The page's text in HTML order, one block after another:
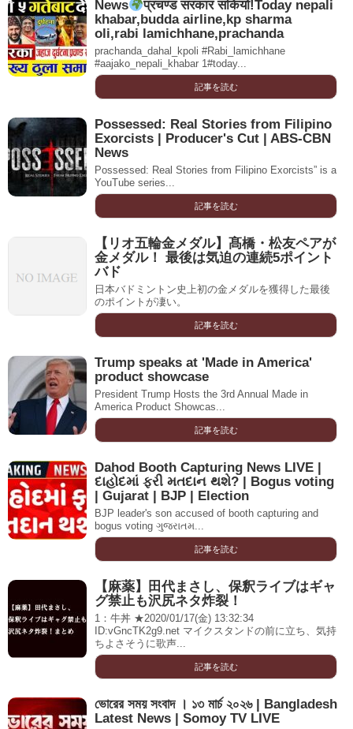
News
प्रचण्ड सरकार सकियो!Today nepali
khabar,budda airline,kp sharma
oli,rabi lamichhane,prachanda
prachanda_dahal_kpoli #Rabi_lamichhane
#aajako_nepali_khabar 1#today...
記事を読む
Possessed: Real Stories from Filipino
Exorcists | Producer's Cut | ABS-CBN
News
Possessed: Real Stories from Filipino Exorcists” is a
YouTube series...
記事を読む
【リオ五輪金メダル】髙橋・松友ペアが
金メダル！ 最後は気迫の連続5ポイント
バド
日本バドミントン史上初の金メダルを獲得した最後
のポイントが凄い。
記事を読む
Trump speaks at 'Made in America'
product showcase
President Trump Hosts the 3rd Annual Made in
America Product Showcas...
記事を読む
Dahod Booth Capturing News LIVE |
દાહોદમાં ફરી મતદાન થશે? | Bogus voting
| Gujarat | BJP | Election
BJP leader's son accused of booth capturing and
bogus voting ગુજરાતમ...
記事を読む
【麻薬】田代まさし、保釈ライブはギャ
グ禁止も沢尻ネタ炸裂！
1：牛丼 ★2020/01/17(金) 13:32:34
ID:vGncTK2g9.net マイクスタンドの前に立ち、気持
ちよさそうに歌声...
記事を読む
ভোরের সময় সংবাদ । ১৩ মার্চ ২০২৬ | Bangladesh
Latest News | Somoy TV LIVE